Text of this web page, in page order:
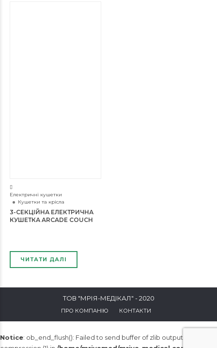
Електричні кушетки
Кушетки та крісла
3-СЕКЦІЙНА ЕЛЕКТРИЧНА
КУШЕТКА ARCADE COUCH
ЧИТАТИ ДАЛІ
ТОВ "МРІЯ-МЕДІКАЛ" - 2020
ПРО КОМПАНІЮ КОНТАКТИ
Notice: ob_end_flush(): Failed to send buffer of zlib output